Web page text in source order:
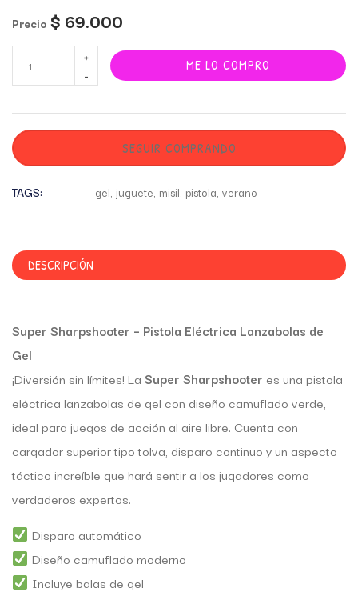
Precio $ 69.000
ME LO COMPRO
SEGUIR COMPRANDO
TAGS: gel, juguete, misil, pistola, verano
DESCRIPCIÓN
Super Sharpshooter – Pistola Eléctrica Lanzabolas de
Gel
¡Diversión sin límites! La Super Sharpshooter es una pistola
eléctrica lanzabolas de gel con diseño camuflado verde,
ideal para juegos de acción al aire libre. Cuenta con
cargador superior tipo tolva, disparo continuo y un aspecto
táctico increíble que hará sentir a los jugadores como
verdaderos expertos.
Disparo automático
Diseño camuflado moderno
Incluye balas de gel